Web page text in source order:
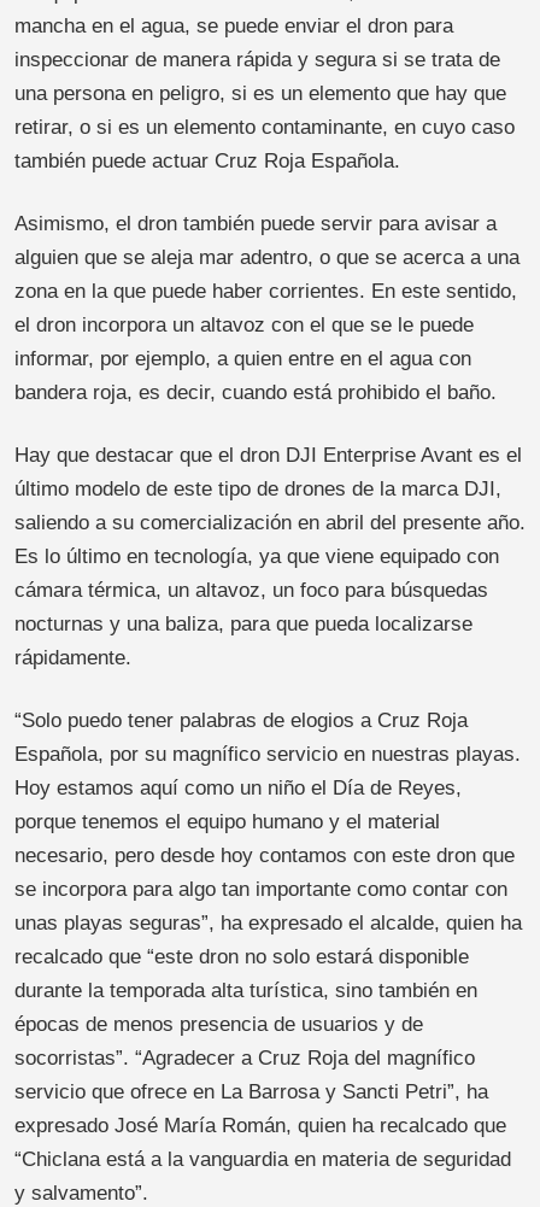
mancha en el agua, se puede enviar el dron para
inspeccionar de manera rápida y segura si se trata de
una persona en peligro, si es un elemento que hay que
retirar, o si es un elemento contaminante, en cuyo caso
también puede actuar Cruz Roja Española.
Asimismo, el dron también puede servir para avisar a
alguien que se aleja mar adentro, o que se acerca a una
zona en la que puede haber corrientes. En este sentido,
el dron incorpora un altavoz con el que se le puede
informar, por ejemplo, a quien entre en el agua con
bandera roja, es decir, cuando está prohibido el baño.
Hay que destacar que el dron DJI Enterprise Avant es el
último modelo de este tipo de drones de la marca DJI,
saliendo a su comercialización en abril del presente año.
Es lo último en tecnología, ya que viene equipado con
cámara térmica, un altavoz, un foco para búsquedas
nocturnas y una baliza, para que pueda localizarse
rápidamente.
“Solo puedo tener palabras de elogios a Cruz Roja
Española, por su magnífico servicio en nuestras playas.
Hoy estamos aquí como un niño el Día de Reyes,
porque tenemos el equipo humano y el material
necesario, pero desde hoy contamos con este dron que
se incorpora para algo tan importante como contar con
unas playas seguras”, ha expresado el alcalde, quien ha
recalcado que “este dron no solo estará disponible
durante la temporada alta turística, sino también en
épocas de menos presencia de usuarios y de
socorristas”. “Agradecer a Cruz Roja del magnífico
servicio que ofrece en La Barrosa y Sancti Petri”, ha
expresado José María Román, quien ha recalcado que
“Chiclana está a la vanguardia en materia de seguridad
y salvamento”.